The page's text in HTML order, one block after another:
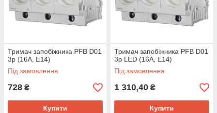
Тримач запобіжника PFB D01
3p (16А, E14)
Під замовлення
728 ₴
Купити
Тримач запобіжника PFB D01
3p LED (16А, E14)
Під замовлення
1 310,40 ₴
Купити